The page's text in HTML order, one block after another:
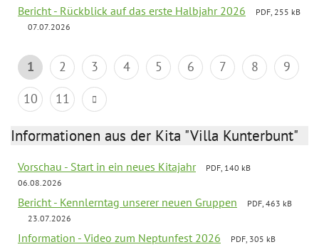
Bericht - Rückblick auf das erste Halbjahr 2026
PDF, 255 kB
07.07.2026
1 2 3 4 5 6 7 8
9
10
11
Informationen aus der Kita "Villa Kunterbunt"
Vorschau - Start in ein neues Kitajahr
PDF, 140 kB
06.08.2026
Bericht - Kennlerntag unserer neuen Gruppen
PDF, 463 kB
23.07.2026
Information - Video zum Neptunfest 2026 PDF, 305 kB